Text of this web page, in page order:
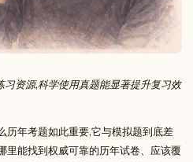
资源,科学使用真题能显著提升复习效
历年考题如此重要,它与模拟题到底差
里能找到权威可靠的历年试卷、应该覆